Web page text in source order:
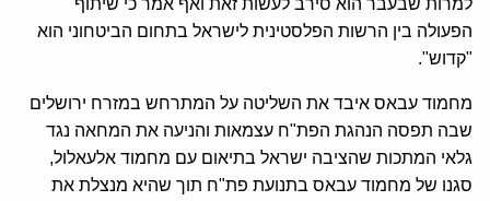
למרות שבעבר הוא סירב לעשות זאת ואף אמר כי שיתוף
הפעולה בין הרשות הפלסטינית לישראל בתחום הביטחוני הוא
"קדוש".
מחמוד עבאס איבד את השליטה על המתרחש במזרח ירושלים
שבה תפסה הנהגת הפת"ח עצמאות והניעה את המחאה נגד
גלאי המתכות שהציבה ישראל בתיאום עם מחמוד אלעאלול,
סגנו של מחמוד עבאס בתנועת פת"ח תוך שהיא מנצלת את